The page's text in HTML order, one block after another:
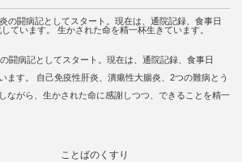
の闘病記としてスタート。現在は、通院記録、食事日
ています。 生かされた命を精一杯生きています。
闘病記としてスタート。現在は、通院記録、食事日
ます。 自己免疫性肝炎、潰瘍性大腸炎、2つの難病とう
ながら、生かされた命に感謝しつつ、できることを精一
ことばのくすり